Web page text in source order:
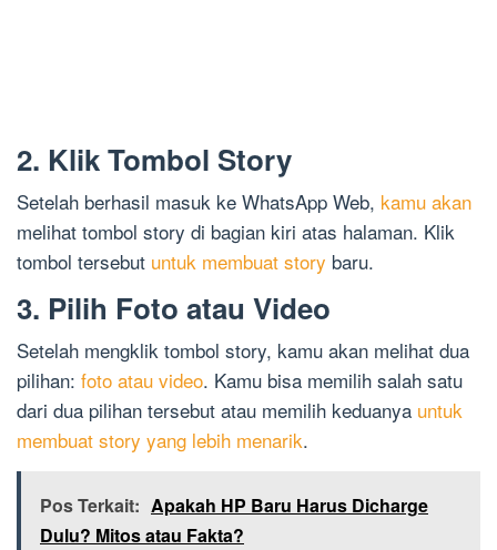
2. Klik Tombol Story
Setelah berhasil masuk ke WhatsApp Web, kamu akan
melihat tombol story di bagian kiri atas halaman. Klik
tombol tersebut untuk membuat story baru.
3. Pilih Foto atau Video
Setelah mengklik tombol story, kamu akan melihat dua
pilihan: foto atau video. Kamu bisa memilih salah satu
dari dua pilihan tersebut atau memilih keduanya untuk
membuat story yang lebih menarik.
Pos Terkait: Apakah HP Baru Harus Dicharge
Dulu? Mitos atau Fakta?